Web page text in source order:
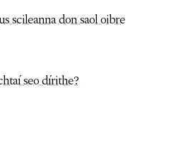
scileanna don saol oibre
seo dírithe?